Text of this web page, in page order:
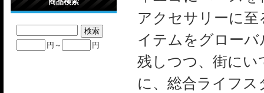
アクセサリーに
イテムをグロー
残しつつ、街に
に、総合ライフ
円～ 円